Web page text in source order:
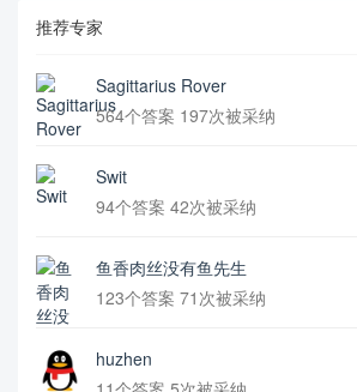
推荐专家
Sagittarius Rover
564个答案 197次被采纳
Swit
94个答案 42次被采纳
鱼香肉丝没有鱼先生
123个答案 71次被采纳
huzhen